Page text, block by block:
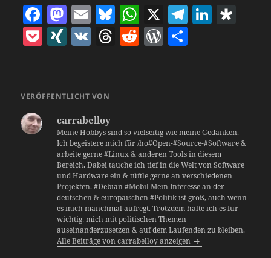
F
a
c
b
M
as
to
o
E
m
Bl
u
es
W
h
at
p
X T Li
P
k
et
X
G
V T
s
R W
re
ss
VERÖFFENTLICHT VON
carrabelloy
Meine Hobbys sind so vielseitig wie meine Gedanken.
Ich begeistere mich für /ho#Open-#Source-#Software &
arbeite gerne #Linux & anderen Tools in diesem
Bereich. Dabei tauche ich tief in die Welt von Software
und Hardware ein & tüftle gerne an verschiedenen
Projekten. #Debian #Mobil Mein Interesse an der
deutschen & europäischen #Politik ist groß, auch wenn
es mich manchmal aufregt. Trotzdem halte ich es für
wichtig, mich mit politischen Themen
auseinanderzusetzen & auf dem Laufenden zu bleiben.
Alle Beiträge von carrabelloy anzeigen